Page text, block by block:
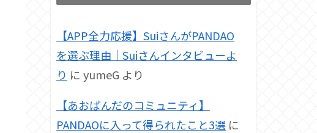
【APP全力応援】SuiさんがPANDAO
を選ぶ理由｜Suiさんインタビューよ
り に yumeG より
【あおぱんだのコミュニティ】
PANDAOに入って得られたこと3選 に